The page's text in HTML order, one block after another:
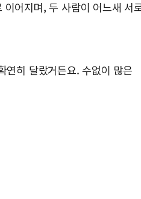
이어지며, 두 사람이 어느새 서
히 달랐거든요. 수없이 많은